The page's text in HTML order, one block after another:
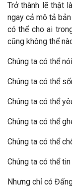
Trở thành lẽ thật
ngay cả mô tả
có thể cho ai
cũng không thể
Chúng ta có thể
Chúng ta có thể
Chúng ta có thể
Chúng ta có thể
Chúng ta có thể
Chúng ta có thể
Nhưng chỉ có